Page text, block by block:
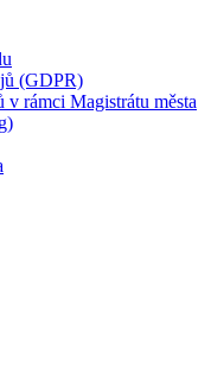
(GDPR)
v rámci Magistrátu města